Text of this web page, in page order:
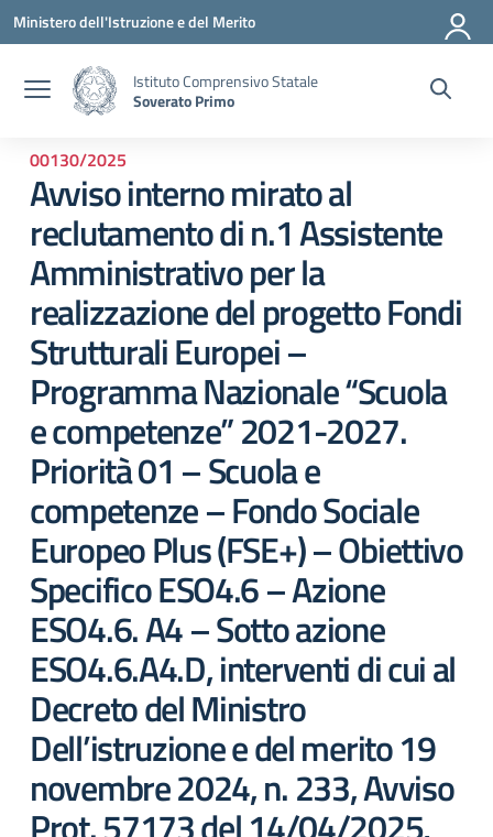
Vai ai contenuti
Vai al menu di navigazione
Vai al footer
Ministero dell'Istruzione e del Merito
Istituto Comprensivo Statale
Soverato Primo
00130/2025
Avviso interno mirato al
reclutamento di n.1 Assistente
Amministrativo per la
realizzazione del progetto Fondi
Strutturali Europei –
Programma Nazionale “Scuola
e competenze” 2021-2027.
Priorità 01 – Scuola e
competenze – Fondo Sociale
Europeo Plus (FSE+) – Obiettivo
Specifico ESO4.6 – Azione
ESO4.6. A4 – Sotto azione
ESO4.6.A4.D, interventi di cui al
Decreto del Ministro
Dell’istruzione e del merito 19
novembre 2024, n. 233, Avviso